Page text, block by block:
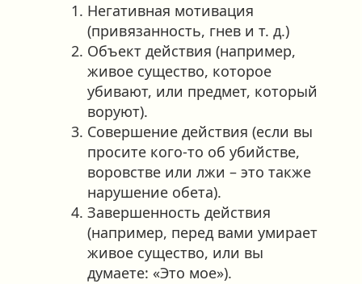
Негативная мотивация
(привязанность, гнев и т. д.)
Объект действия (например,
живое существо, которое
убивают, или предмет, который
воруют).
Совершение действия (если вы
просите кого-то об убийстве,
воровстве или лжи – это также
нарушение обета).
Завершенность действия
(например, перед вами умирает
живое существо, или вы
думаете: «Это мое»).